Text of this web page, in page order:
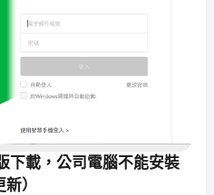
下載，公司電腦不能安裝
）